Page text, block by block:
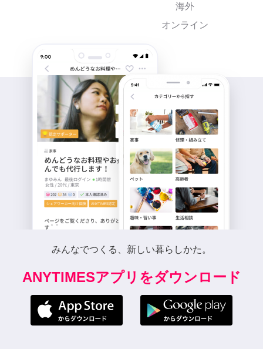
海外
オンライン
みんなでつくる、新しい暮らしかた。
ANYTIMESアプリをダウンロード